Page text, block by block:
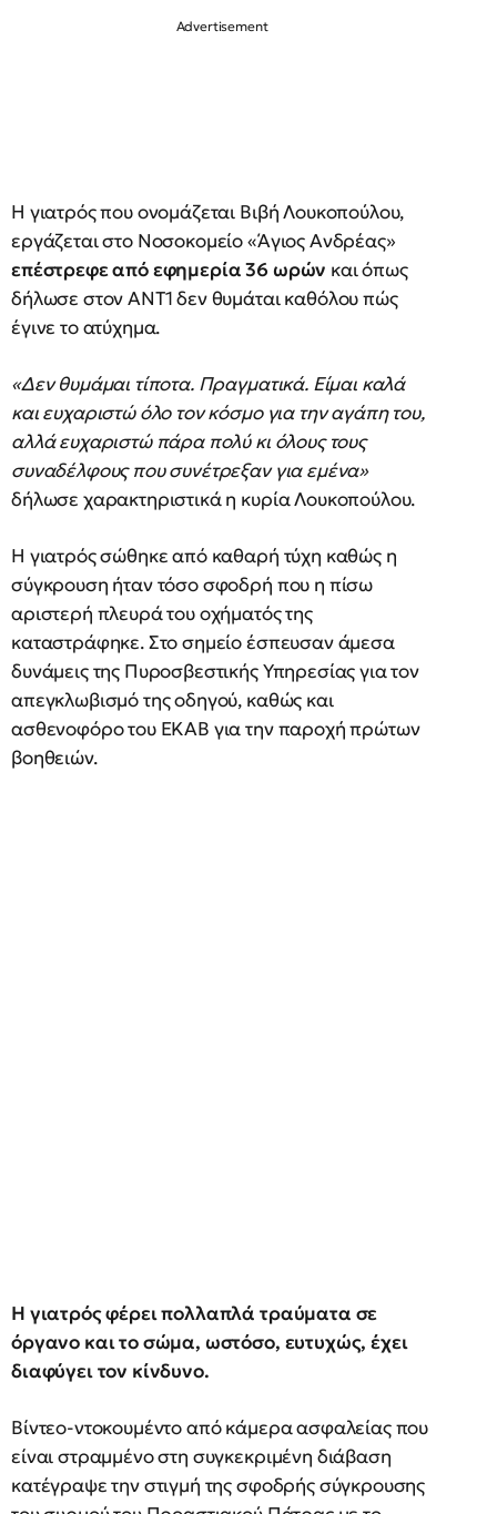
Η γιατρός που ονομάζεται Βιβή Λουκοπούλου,
εργάζεται στο Νοσοκομείο «Άγιος Ανδρέας»
επέστρεφε από εφημερία 36 ωρών και όπως
δήλωσε στον ΑΝΤ1 δεν θυμάται καθόλου πώς
έγινε το ατύχημα.
«Δεν θυμάμαι τίποτα. Πραγματικά. Είμαι καλά
και ευχαριστώ όλο τον κόσμο για την αγάπη του,
αλλά ευχαριστώ πάρα πολύ κι όλους τους
συναδέλφους που συνέτρεξαν για εμένα»
δήλωσε χαρακτηριστικά η κυρία Λουκοπούλου.
Η γιατρός σώθηκε από καθαρή τύχη καθώς η
σύγκρουση ήταν τόσο σφοδρή που η πίσω
αριστερή πλευρά του οχήματός της
καταστράφηκε. Στο σημείο έσπευσαν άμεσα
δυνάμεις της Πυροσβεστικής Υπηρεσίας για τον
απεγκλωβισμό της οδηγού, καθώς και
ασθενοφόρο του ΕΚΑΒ για την παροχή πρώτων
βοηθειών.
Η γιατρός φέρει πολλαπλά τραύματα σε
όργανο και το σώμα, ωστόσο, ευτυχώς, έχει
διαφύγει τον κίνδυνο.
Βίντεο-ντοκουμέντο από κάμερα ασφαλείας που
είναι στραμμένο στη συγκεκριμένη διάβαση
κατέγραψε την στιγμή της σφοδρής σύγκρουσης